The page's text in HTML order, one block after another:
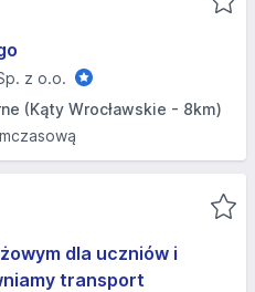
z o.o.
(Kąty Wrocławskie - 8km)
dla uczniów i
transport